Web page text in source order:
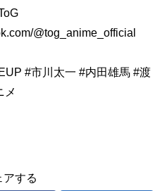
@tog_anime_official
#市川太一 #内田雄馬 #渡
メ
アする